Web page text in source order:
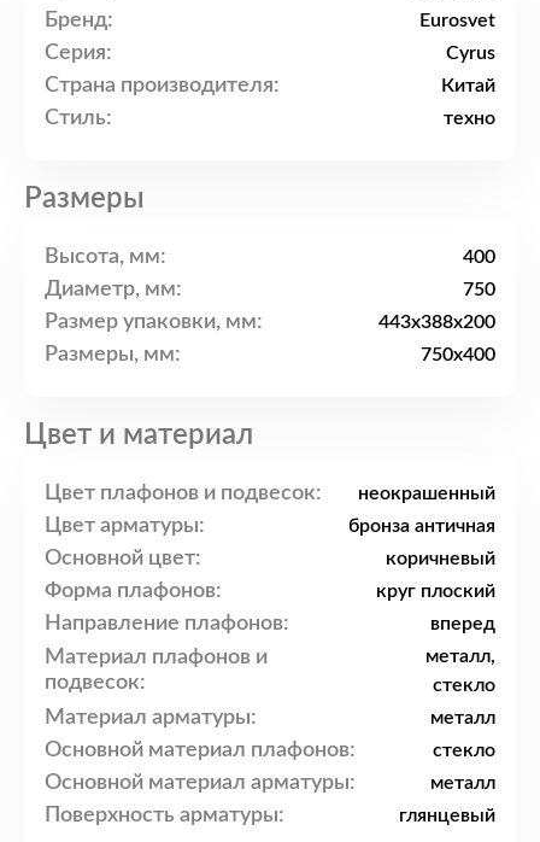
Бренд: Eurosvet
Серия: Cyrus
Страна производителя: Китай
Стиль: техно
Размеры
Высота, мм: 400
Диаметр, мм: 750
Размер упаковки, мм: 443x388x200
Размеры, мм: 750x400
Цвет и материал
Цвет плафонов и подвесок: неокрашенный
Цвет арматуры: бронза античная
Основной цвет: коричневый
Форма плафонов: круг плоский
Направление плафонов: вперед
Материал плафонов и
подвесок:
металл,
стекло
Материал арматуры: металл
Основной материал плафонов: стекло
Основной материал арматуры: металл
Поверхность арматуры: глянцевый